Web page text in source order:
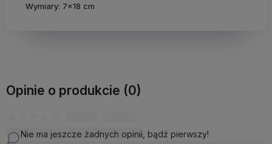
Wymiary: 7x18 cm
Opinie o produkcie (0)
Nie ma jeszcze żadnych opinii, bądź pierwszy!